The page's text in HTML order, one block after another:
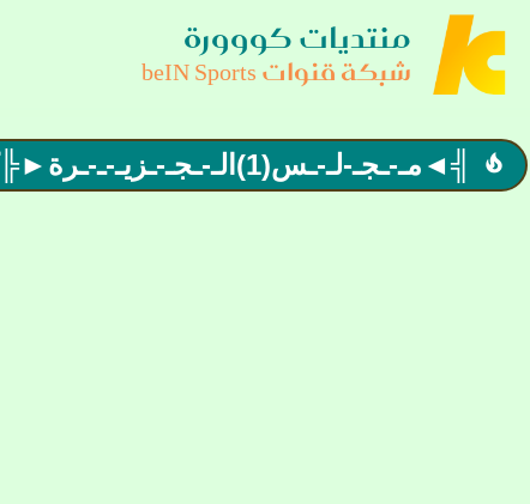
منتديات كووورة
شبكة قنوات beIN Sports
 ╣◄مـ-ـجـ-لـ-ـس(1)الـ-ـجـ-ـزيـ-ـ-ـرة►╠كل عام ومجلسنا بوجودكم احلى